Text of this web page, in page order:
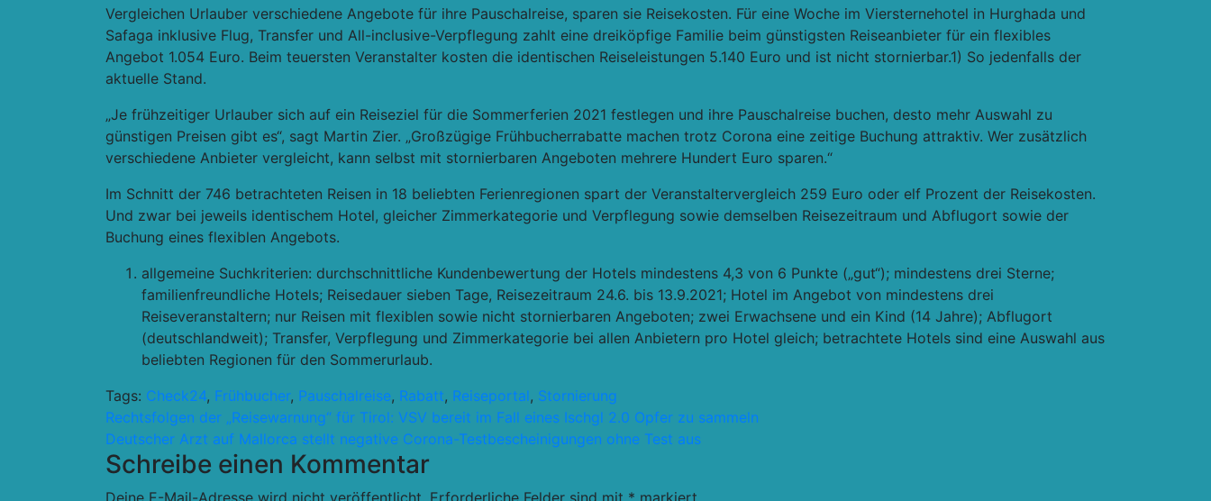
Vergleichen Urlauber verschiedene Angebote für ihre Pauschalreise, sparen sie Reisekosten. Für eine Woche im Viersternehotel in Hurghada und
Safaga inklusive Flug, Transfer und All-inclusive-Verpflegung zahlt eine dreiköpfige Familie beim günstigsten Reiseanbieter für ein flexibles
Angebot 1.054 Euro. Beim teuersten Veranstalter kosten die identischen Reiseleistungen 5.140 Euro und ist nicht stornierbar.1) So jedenfalls der
aktuelle Stand.
„Je frühzeitiger Urlauber sich auf ein Reiseziel für die Sommerferien 2021 festlegen und ihre Pauschalreise buchen, desto mehr Auswahl zu
günstigen Preisen gibt es“, sagt Martin Zier. „Großzügige Frühbucherrabatte machen trotz Corona eine zeitige Buchung attraktiv. Wer zusätzlich
verschiedene Anbieter vergleicht, kann selbst mit stornierbaren Angeboten mehrere Hundert Euro sparen.“
Im Schnitt der 746 betrachteten Reisen in 18 beliebten Ferienregionen spart der Veranstaltervergleich 259 Euro oder elf Prozent der Reisekosten.
Und zwar bei jeweils identischem Hotel, gleicher Zimmerkategorie und Verpflegung sowie demselben Reisezeitraum und Abflugort sowie der
Buchung eines flexiblen Angebots.
allgemeine Suchkriterien: durchschnittliche Kundenbewertung der Hotels mindestens 4,3 von 6 Punkte („gut“); mindestens drei Sterne;
familienfreundliche Hotels; Reisedauer sieben Tage, Reisezeitraum 24.6. bis 13.9.2021; Hotel im Angebot von mindestens drei
Reiseveranstaltern; nur Reisen mit flexiblen sowie nicht stornierbaren Angeboten; zwei Erwachsene und ein Kind (14 Jahre); Abflugort
(deutschlandweit); Transfer, Verpflegung und Zimmerkategorie bei allen Anbietern pro Hotel gleich; betrachtete Hotels sind eine Auswahl aus
beliebten Regionen für den Sommerurlaub.
Tags: Check24, Frühbucher, Pauschalreise, Rabatt, Reiseportal, Stornierung
Beitragsnavigation
Rechtsfolgen der „Reisewarnung“ für Tirol: VSV bereit im Fall eines Ischgl 2.0 Opfer zu sammeln
Deutscher Arzt auf Mallorca stellt negative Corona-Testbescheinigungen ohne Test aus
Schreibe einen Kommentar
Deine E-Mail-Adresse wird nicht veröffentlicht. Erforderliche Felder sind mit * markiert